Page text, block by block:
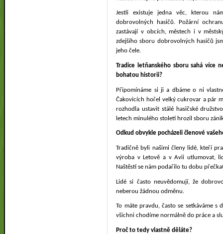
Jestli existuje jedna věc, kterou
dobrovolných hasičů. Požární
zastávají v obcích, městech i v
zdejšího sboru dobrovolných hasičů
jeho čele.
Tradice letňanského sboru sahá více
bohatou historii?
Připomínáme si ji a dbáme o ni
Čakovicích hořel velký cukrovar a pár
rozhodla ustavit stálé hasičské
letech minulého století hrozil sboru
Odkud obvykle pocházeli členové
Tradičně byli našimi členy lidé, kteří
výroba v Letově a v Avii utlumovat,
Naštěstí se nám podařilo tu dobu
Lidé si často neuvědomují, že
neberou žádnou odměnu.
To máte pravdu, často se setkáváme s
všichni chodíme normálně do práce a
Proč to tedy vlastně děláte?